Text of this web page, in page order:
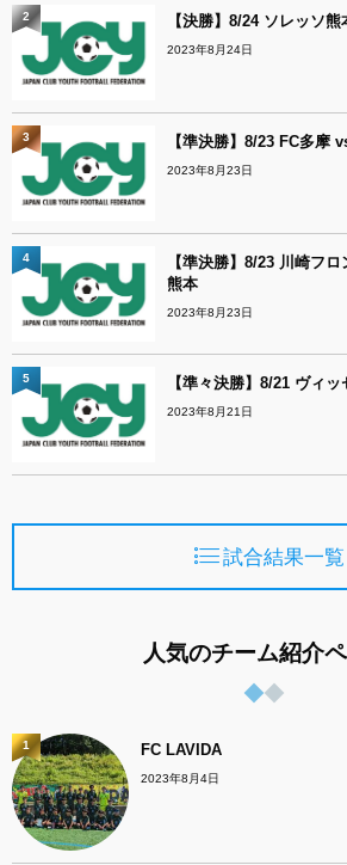
【決勝】8/24 ソレッソ
2023年8月24日
2
【準決勝】8/23 FC多摩
2023年8月23日
3
【準決勝】8/23 川崎フ
熊本
2023年8月23日
4
【準々決勝】8/21 ヴィ
2023年8月21日
5
試合結果一覧
人気のチーム紹介
FC LAVIDA
2023年8月4日
1